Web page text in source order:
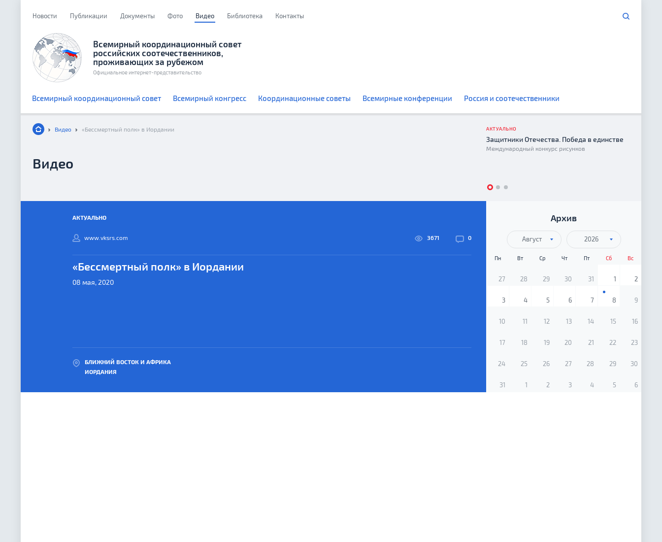
Новости Публикации Документы Фото Видео Библиотека Контакты
Всемирный координационный совет
российских соотечественников,
проживающих за рубежом
Официальное интернет-представительство
Всемирный координационный совет Всемирный конгресс Координационные советы Всемирные конференции Россия и соотечественники
АКТУАЛЬНО
Защитники Отечества. Победа в единстве
Международный конкурс рисунков
Видео «Бессмертный полк» в Иордании
Видео
АКТУАЛЬНО
www.vksrs.com
«Бессмертный полк» в Иордании
3671 0
08 мая, 2020
БЛИЖНИЙ ВОСТОК И АФРИКА
ИОРДАНИЯ
Архив
Август 2026
Пн Вт Ср Чт Пт Сб Вс
27 28 29 30 31 1 2
3 4 5 6 7 8 9
10 11 12 13 14 15 16
17 18 19 20 21 22 23
24 25 26 27 28 29 30
31 1 2 3 4 5 6